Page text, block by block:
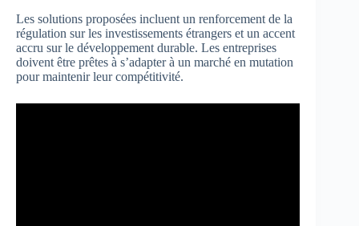
Les solutions proposées incluent un renforcement de la
régulation sur les investissements étrangers et un accent
accru sur le développement durable. Les entreprises
doivent être prêtes à s’adapter à un marché en mutation
pour maintenir leur compétitivité.